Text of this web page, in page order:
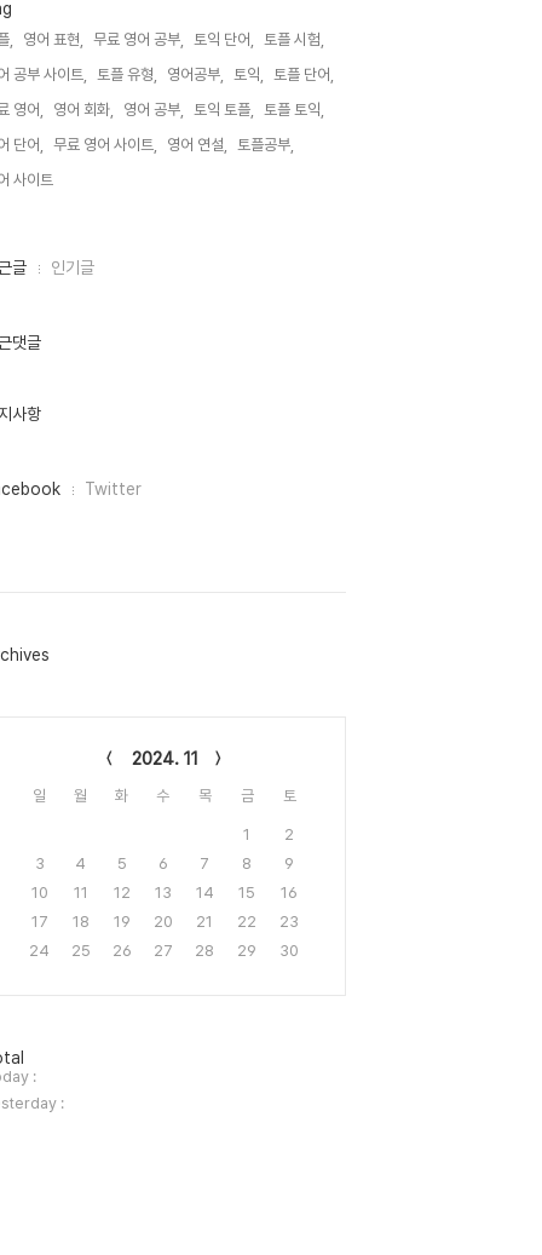
, 영어 표현, 무료 영어 공부, 토익 단어,
토플 시험,
공부 사이트,
토플 유형, 영어공부, 토익,
토플 단어,
영어,
영어 회화, 영어 공부, 토익 토플,
토플 토익,
단어,
무료 영어 사이트, 영어 연설,
토플공부,
사이트,
글 인기글
댓글
사항
Twitter
2024. 11
일 월 화 수 목 금 토
1
2
3
4 5 6 7 8
9
10
11 12 13 14 15
16
17
18 19 20 21 22
23
24
25 26 27 28 29 30
:
: